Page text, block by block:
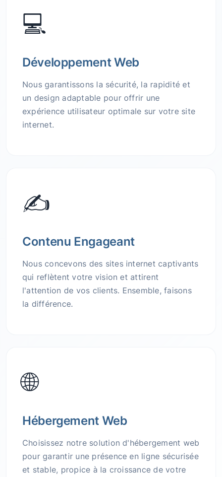
💻
Développement Web
Nous garantissons la sécurité, la rapidité et
un design adaptable pour offrir une
expérience utilisateur optimale sur votre site
internet.
✍️
Contenu Engageant
Nous concevons des sites internet captivants
qui reflètent votre vision et attirent
l'attention de vos clients. Ensemble, faisons
la différence.
🌐
Hébergement Web
Choisissez notre solution d'hébergement web
pour garantir une présence en ligne sécurisée
et stable, propice à la croissance de votre